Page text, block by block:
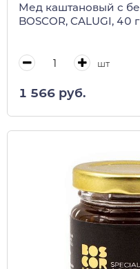
Мед каштановый с
BOSCOR, CALUGI, 40
шт
1 566 руб.